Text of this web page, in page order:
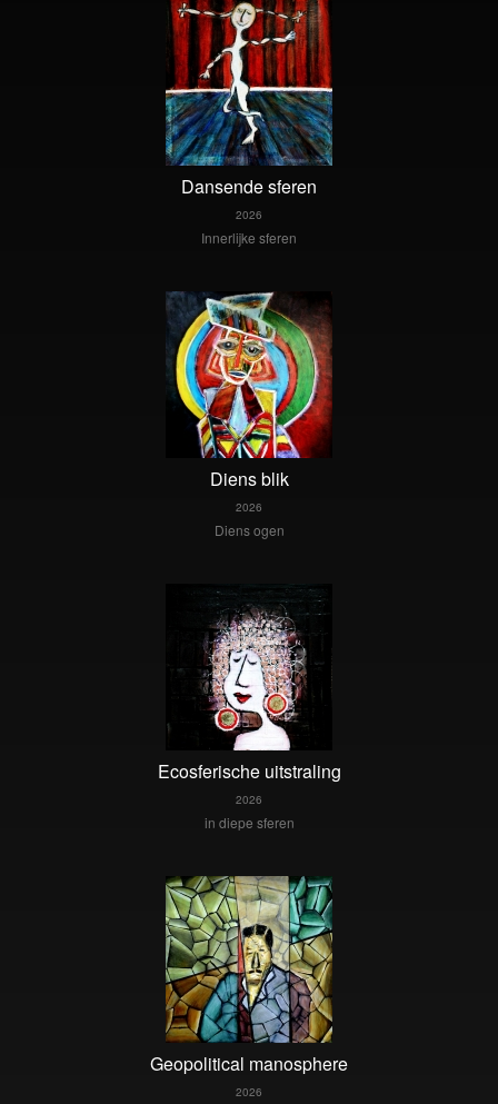
Dansende sferen
2026
Innerlijke sferen
Diens blik
2026
Diens ogen
Ecosferische uitstraling
2026
in diepe sferen
Geopolitical manosphere
2026